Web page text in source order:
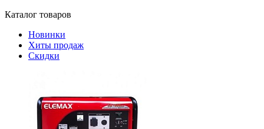
Каталог товаров
Новинки
Хиты продаж
Скидки